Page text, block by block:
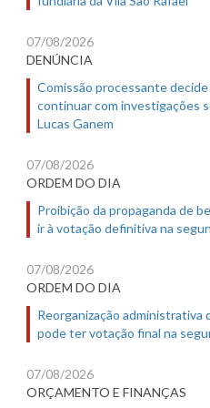
07/08/2026
DENÚNCIA
Comissão processante decide
continuar com investigações
Lucas Ganem
07/08/2026
ORDEM DO DIA
Proibição da propaganda de
ir à votação definitiva na
07/08/2026
ORDEM DO DIA
Reorganização administrativa
pode ter votação final na
07/08/2026
ORÇAMENTO E FINANÇAS